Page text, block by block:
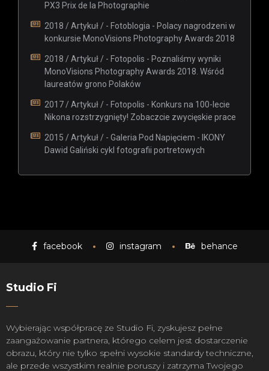
PX3 Prix de la Photographie
2018 / Artykuł / - Fotoblogia - Polacy nagrodzeni w
konkursie MonoVisions Photography Awards 2018
2018 / Artykuł / - Fotopolis - Poznaliśmy wyniki
MonoVisions Photography Awards 2018. Wśród
laureatów grono Polaków
2017 / Artykuł / - Fotopolis - Konkurs na 100-lecie
Nikona rozstrzygnięty! Zobaczcie zwycięskie prace
2015 / Artykuł / - Galeria Pod Napięciem - IKONY
Dawid Galiński cykl fotografii portretowych
facebook instagram behance
Studio Fi
Wybierając współpracę ze Studio Fi, zyskujesz pełne
zaangażowanie partnera, którego celem jest dostarczenie
obrazu, który nie tylko spełni wysokie standardy techniczne,
ale przede wszystkim realnie poruszy i zatrzyma Twojego